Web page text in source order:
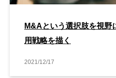
M&Aという選択肢を視野
用戦略を描く
2021/12/17